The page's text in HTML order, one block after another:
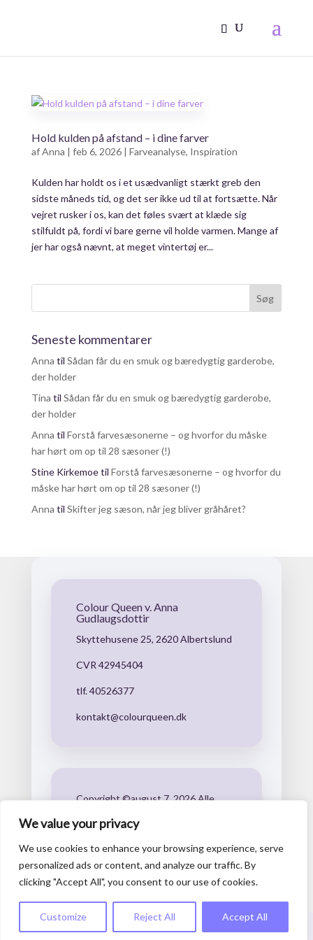
We value your privacy
We use cookies to enhance your browsing experience, serve
personalized ads or content, and analyze our traffic. By
clicking "Accept All", you consent to our use of cookies.
Customize Reject All Accept All
Hold kulden på afstand – i dine farver
afAnna | feb 6, 2026| Farveanalyse, Inspiration
Kulden har holdt os i et usædvanligt stærkt greb den
sidste måneds tid, og det ser ikke ud til at fortsætte. Når
vejret rusker i os, kan det føles svært at klæde sig
stilfuldt på, fordi vi bare gerne vil holde varmen. Mange af
jer har også nævnt, at meget vintertøj er...
Seneste kommentarer
Anna til Sådan får du en smuk og bæredygtig garderobe,
der holder
Tina til Sådan får du en smuk og bæredygtig garderobe,
der holder
Anna til Forstå farvesæsonerne – og hvorfor du måske
har hørt om op til 28 sæsoner (!)
Stine Kirkemoetil Forstå farvesæsonerne – og hvorfor du
måske har hørt om op til 28 sæsoner (!)
Anna til Skifter jeg sæson, når jeg bliver gråhåret?
Colour Queen v. Anna
Gudlaugsdottir
Skyttehusene 25, 2620 Albertslund
CVR 42945404
tlf. 40526377
kontakt@colourqueen.dk
Copyright ©august 7, 2026 Alle